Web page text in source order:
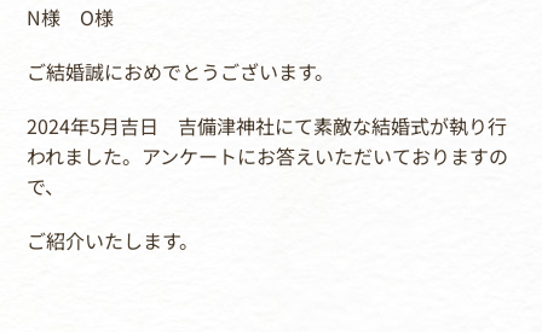
N様 O様
ご結婚誠におめでとうございます。
2024年5月吉日 吉備津神社にて素敵な結婚式が執り行
われました。アンケートにお答えいただいておりますの
で、
ご紹介いたします。